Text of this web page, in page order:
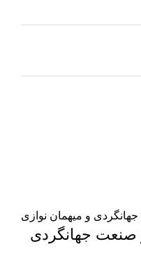
صنعت جهانگردی